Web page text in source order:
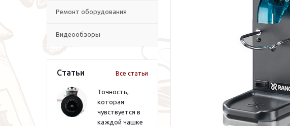
Ремонт оборудования
Видеообзоры
Статьи Все статьи
Точность,
которая
чувствуется в
каждой чашке